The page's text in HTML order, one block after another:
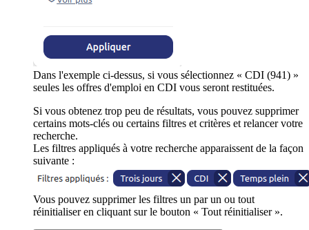
Dans l'exemple ci-dessus, si vous sélectionnez « CDI (941) »
seules les offres d'emploi en CDI vous seront restituées.
Si vous obtenez trop peu de résultats, vous pouvez supprimer
certains mots-clés ou certains filtres et critères et relancer votre
recherche.
Les filtres appliqués à votre recherche apparaissent de la façon
suivante :
Vous pouvez supprimer les filtres un par un ou tout
réinitialiser en cliquant sur le bouton « Tout réinitialiser ».